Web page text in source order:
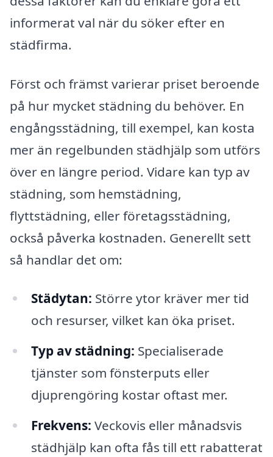
informerat val när du söker efter en
städfirma.
Först och främst varierar priset beroende
på hur mycket städning du behöver. En
engångsstädning, till exempel, kan kosta
mer än regelbunden städhjälp som utförs
över en längre period. Vidare kan typ av
städning, som hemstädning,
flyttstädning, eller företagsstädning,
också påverka kostnaden. Generellt sett
så handlar det om:
Städytan: Större ytor kräver mer tid
och resurser, vilket kan öka priset.
Typ av städning: Specialiserade
tjänster som fönsterputs eller
djuprengöring kostar oftast mer.
Frekvens: Veckovis eller månadsvis
städhjälp kan ofta fås till ett rabatterat